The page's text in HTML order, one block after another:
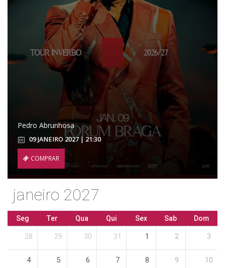
Pedro Abrunhosa
09 JANEIRO 2027 | 21:30
COMPRAR
janeiro 2027
Seg Ter Qua Qui Sex Sab Dom
28 29 30 31 1 2 3
4 5 6 7 8 9 10